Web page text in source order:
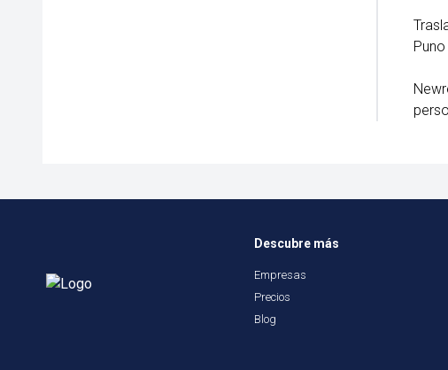
Descubre más
Empresas
Precios
Blog